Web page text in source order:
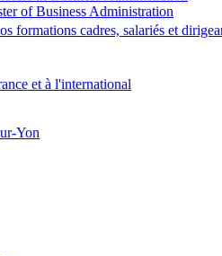
of Business Administration
formations cadres, salariés et
et à l'international
Yon